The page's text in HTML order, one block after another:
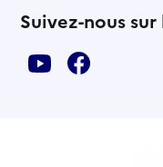
Suivez-nous